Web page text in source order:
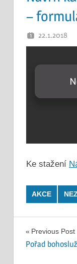
–
22.1.2018
Ke stažení
AKCE
Previous Post
Pořad